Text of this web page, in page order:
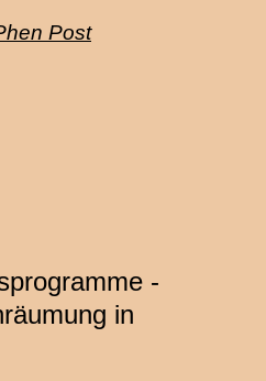
Post
-
in